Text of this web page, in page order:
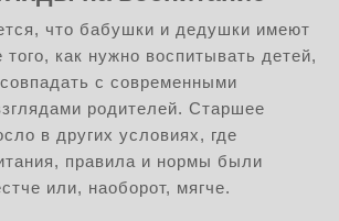
что бабушки и дедушки имеют
как нужно воспитывать детей,
с современными
родителей. Старшее
в других условиях, где
правила и нормы были
или, наоборот, мягче.